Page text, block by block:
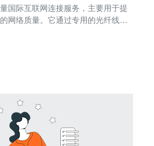
国际互联网连接服务，主要用于提
网络质量。它通过专用的光纤线路
定的网络体验。尤其是对于需要频